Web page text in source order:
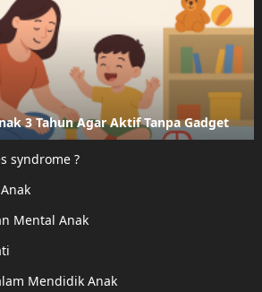
3 Tahun Agar Aktif Tanpa Gadget
syndrome ?
Mental Anak
Mendidik Anak